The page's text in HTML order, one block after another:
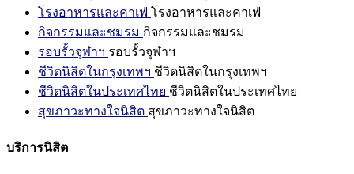
โรงอาหารและคาเฟ่ โรงอาหารและคาเฟ่
กิจกรรมและชมรม กิจกรรมและชมรม
รอบรั้วจุฬาฯ รอบรั้วจุฬาฯ
ชีวิตนิสิตในกรุงเทพฯ ชีวิตนิสิตในกรุงเทพฯ
ชีวิตนิสิตในประเทศไทย ชีวิตนิสิตในประเทศไทย
สุขภาวะทางใจนิสิต สุขภาวะทางใจนิสิต
บริการนิสิต